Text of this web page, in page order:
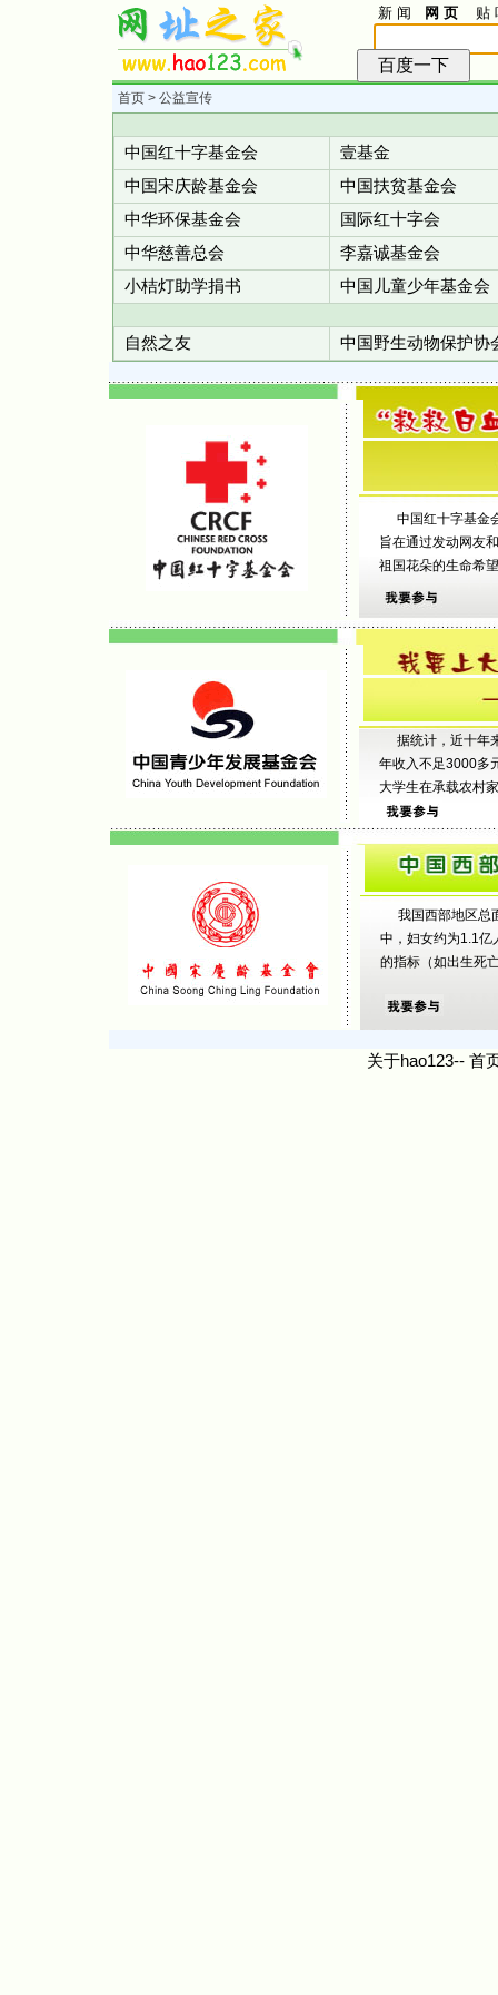
新 闻 网 页 贴
首页 > 公益宣传
中国红十字基金会
壹基金
中国宋庆龄基金会
中国扶贫基金会
中华环保基金会
国际红十字会
中华慈善总会
李嘉诚基金会
小桔灯助学捐书
中国儿童少年基金会
自然之友 中国野生动物保护协
中国红十字基金
旨在通过发动网友
祖国花朵的生命希
据统计，近十年
年收入不足3000多
大学生在承载农村
我国西部地区总
中，妇女约为1.1亿
的指标（如出生死
关于hao123-- 首